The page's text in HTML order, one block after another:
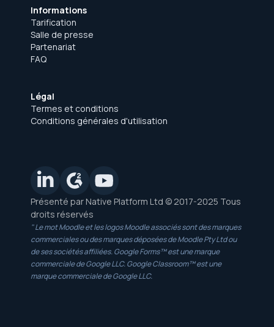
Informations
Tarification
Salle de presse
Partenariat
FAQ
Légal
Termes et conditions
Conditions générales d'utilisation
Présenté par Native Platform Ltd © 2017-2025 Tous
droits réservés
" Le mot Moodle et les logos Moodle associés sont des marques
commerciales ou des marques déposées de Moodle Pty Ltd ou
de ses sociétés affiliées. Google Forms™ est une marque
commerciale de Google LLC. Google Classroom™ est une
marque commerciale de Google LLC.